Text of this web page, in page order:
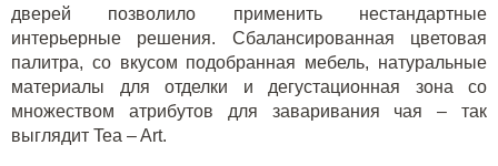
дверей позволило применить нестандартные
интерьерные решения. Сбалансированная цветовая
палитра, со вкусом подобранная мебель, натуральные
материалы для отделки и дегустационная зона со
множеством атрибутов для заваривания чая – так
выглядит Tea – Art.